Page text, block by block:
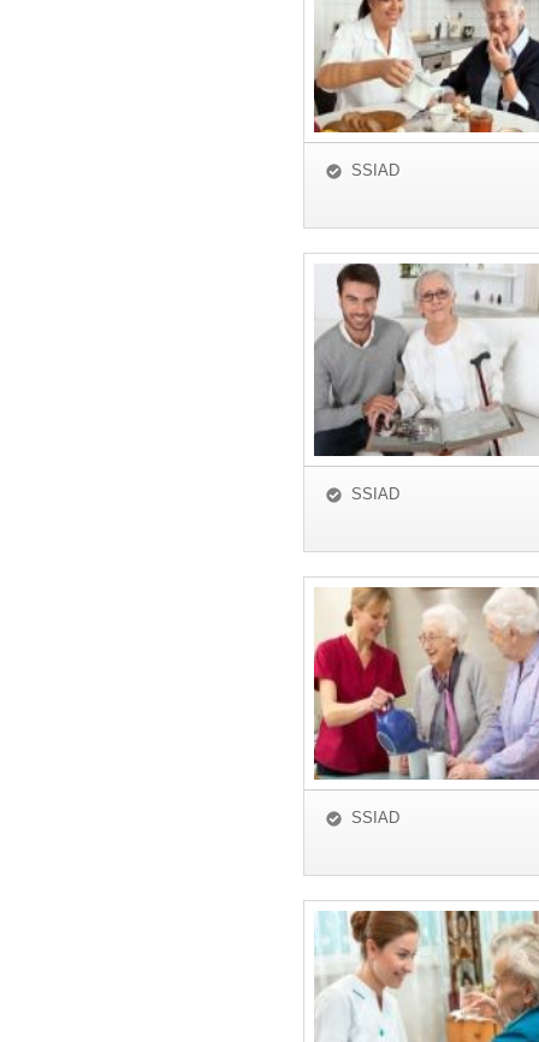
SSIAD
SSIAD
SSIAD